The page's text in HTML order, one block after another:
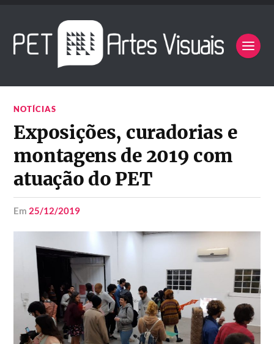
NOTÍCIAS
Exposições, curadorias e
montagens de 2019 com
atuação do PET
em 25/12/2019